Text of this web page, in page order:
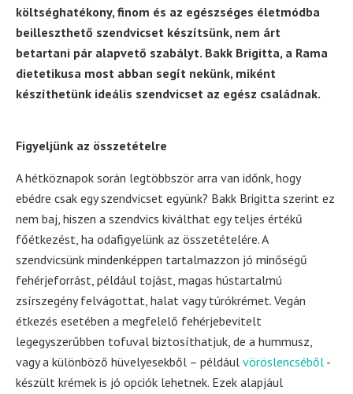
költséghatékony, finom és az egészséges életmódba
beilleszthető szendvicset készítsünk, nem árt
betartani pár alapvető szabályt. Bakk Brigitta, a Rama
dietetikusa most abban segít nekünk, miként
készíthetünk ideális szendvicset az egész családnak.
Figyeljünk az összetételre
A hétköznapok során legtöbbször arra van időnk, hogy
ebédre csak egy szendvicset együnk? Bakk Brigitta szerint ez
nem baj, hiszen a szendvics kiválthat egy teljes értékű
főétkezést, ha odafigyelünk az összetételére. A
szendvicsünk mindenképpen tartalmazzon jó minőségű
fehérjeforrást, például tojást, magas hústartalmú
zsírszegény felvágottat, halat vagy túrókrémet. Vegán
étkezés esetében a megfelelő fehérjebevitelt
legegyszerűbben tofuval biztosíthatjuk, de a hummusz,
vagy a különböző hüvelyesekből – például vöröslencséből -
készült krémek is jó opciók lehetnek. Ezek alapjául